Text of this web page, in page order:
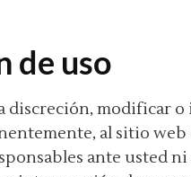
de uso
discreción, modificar
al sitio
ante usted